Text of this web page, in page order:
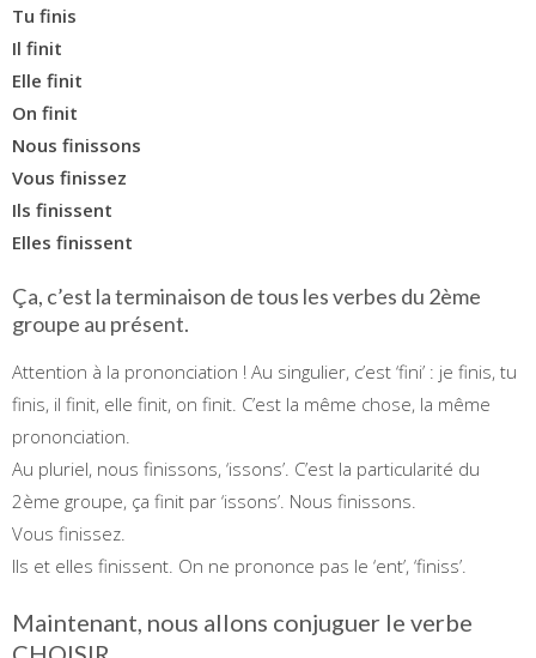
Tu finis
Il finit
Elle finit
On finit
Nous finissons
Vous finissez
Ils finissent
Elles finissent
Ça, c’est la terminaison de tous les verbes du 2ème
groupe au présent.
Attention à la prononciation ! Au singulier, c’est ‘fini’ : je finis, tu
finis, il finit, elle finit, on finit. C’est la même chose, la même
prononciation.
Au pluriel, nous finissons, ‘issons’. C’est la particularité du
2ème groupe, ça finit par ‘issons’. Nous finissons.
Vous finissez.
Ils et elles finissent. On ne prononce pas le ‘ent’, ‘finiss’.
Maintenant, nous allons conjuguer le verbe